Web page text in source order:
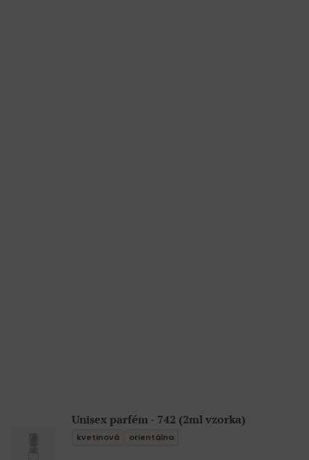
Unisex parfém - 742 (2ml vzorka)
kvetinová orientálna